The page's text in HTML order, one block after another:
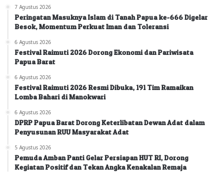
7 Agustus 2026
Peringatan Masuknya Islam di Tanah Papua ke-666 Digelar
Besok, Momentum Perkuat Iman dan Toleransi
6 Agustus 2026
Festival Raimuti 2026 Dorong Ekonomi dan Pariwisata
Papua Barat
6 Agustus 2026
Festival Raimuti 2026 Resmi Dibuka, 191 Tim Ramaikan
Lomba Bahari di Manokwari
6 Agustus 2026
DPRP Papua Barat Dorong Keterlibatan Dewan Adat dalam
Penyusunan RUU Masyarakat Adat
5 Agustus 2026
Pemuda Amban Panti Gelar Persiapan HUT RI, Dorong
Kegiatan Positif dan Tekan Angka Kenakalan Remaja